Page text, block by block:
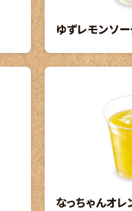
ゆずレモンソ
なっちゃんオレ